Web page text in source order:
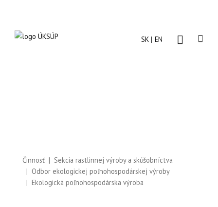
SK EN
Činnosť
Sekcia rastlinnej výroby a skúšobníctva
Odbor ekologickej poľnohospodárskej výroby
Ekologická poľnohospodárska výroba